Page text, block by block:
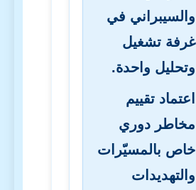
والسيبراني في
غرفة تشغيل
وتحليل واحدة.
اعتماد تقييم
مخاطر دوري
خاص بالمسيّرات
والتهديدات